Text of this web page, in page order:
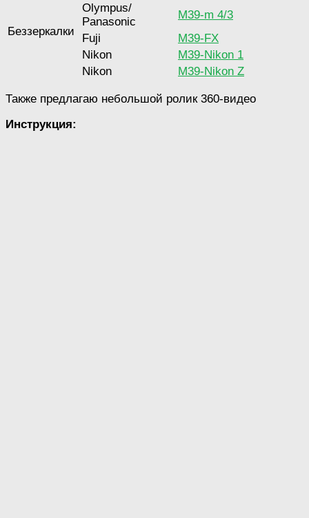
Беззеркалки
Оlympus/
Panasonic
M39-m 4/3
Fuji
M39-FX
Nikon
M39-Nikon 1
Nikon
M39-Nikon Z
Также предлагаю небольшой ролик 360-видео
Инструкция: